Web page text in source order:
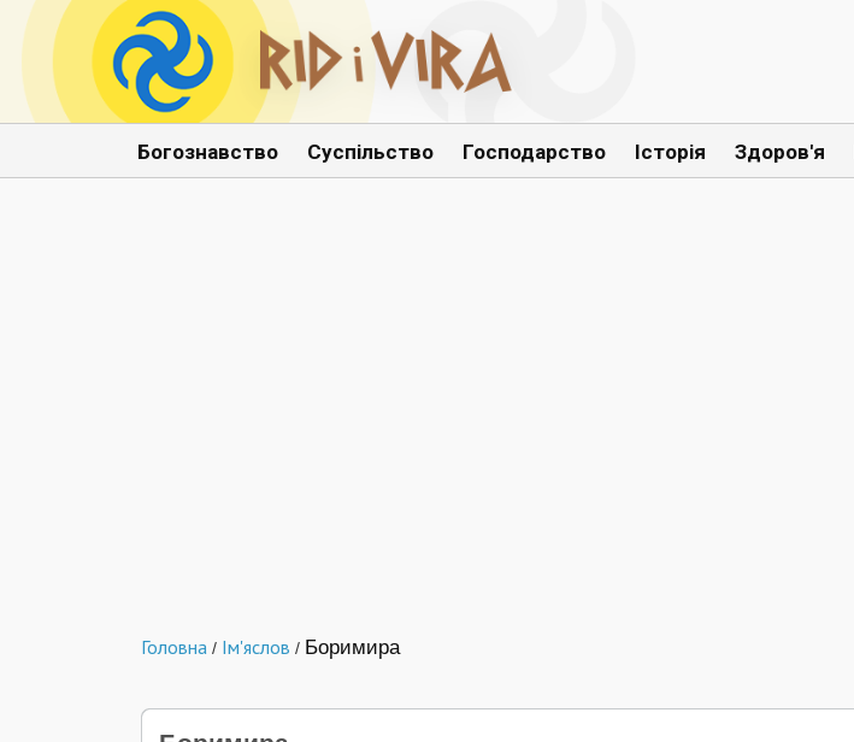
Богознавство Суспільство Господарство Історія Здоров'я
Головна / Ім'яслов / Боримира